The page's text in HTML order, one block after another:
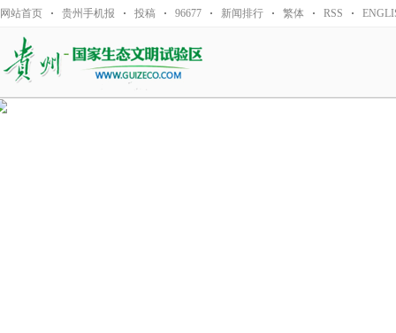
网站首页 贵州手机报 投稿 96677 新闻排行 繁体 RSS